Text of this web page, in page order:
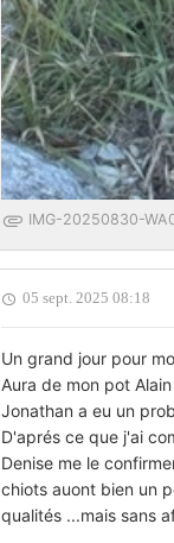
IMG-20250830-
05 sept. 2025 08:18
Un grand jour pour
Aura de mon pot Alain
Jonathan a eu un
D'aprés ce que j'ai
Denise me le
chiots auont bien un
qualités ...mais sans